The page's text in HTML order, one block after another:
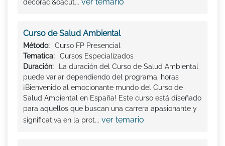
decoraci&oacut... ver temario
Curso de Salud Ambiental
Método:
Curso FP Presencial
Tematica:
Cursos Especializados
Duración:
La duración del Curso de Salud Ambiental
puede variar dependiendo del programa. horas
¡Bienvenido al emocionante mundo del Curso de
Salud Ambiental en España! Este curso está diseñado
para aquellos que buscan una carrera apasionante y
significativa en la prot... ver temario